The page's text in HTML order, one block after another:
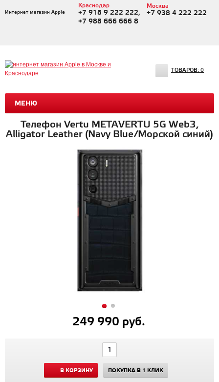
Интернет магазин Apple
Краснодар
+7 918 9 222 222,
+7 988 666 666 8
Москва
+7 938 4 222 222
МЕНЮ
ТОВАРОВ: 0
Телефон Vertu METAVERTU 5G Web3,
Alligator Leather (Navy Blue/Морской синий)
249 990 руб.
В КОРЗИНУ ПОКУПКА В 1 КЛИК